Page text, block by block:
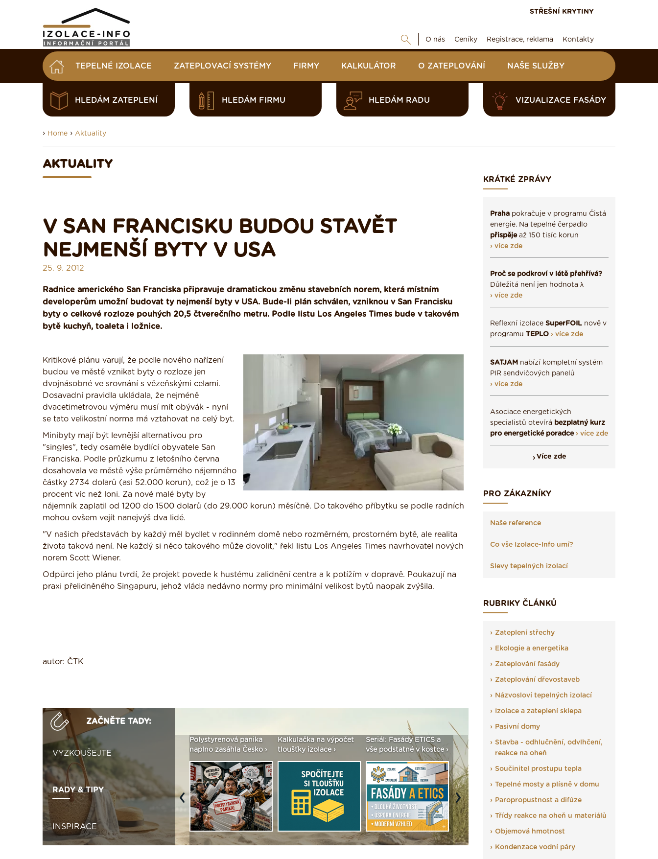
STŘEŠNÍ KRYTINY
O nás Ceníky Registrace, reklama Kontakty
TEPELNÉ IZOLACE ZATEPLOVACÍ SYSTÉMY FIRMY KALKULÁTOR O ZATEPLOVÁNÍ NAŠE SLUŽBY
HLEDÁM ZATEPLENÍ HLEDÁM FIRMU HLEDÁM RADU VIZUALIZACE FASÁDY
› Home › Aktuality
AKTUALITY
V SAN FRANCISKU BUDOU STAVĚT
NEJMENŠÍ BYTY V USA
25. 9. 2012
Radnice amerického San Franciska připravuje dramatickou změnu stavebních norem, která místním
developerům umožní budovat ty nejmenší byty v USA. Bude-li plán schválen, vzniknou v San Francisku
byty o celkové rozloze pouhých 20,5 čtverečního metru. Podle listu Los Angeles Times bude v takovém
bytě kuchyň, toaleta i ložnice.
Kritikové plánu varují, že podle nového nařízení
budou ve městě vznikat byty o rozloze jen
dvojnásobné ve srovnání s vězeňskými celami.
Dosavadní pravidla ukládala, že nejméně
dvacetimetrovou výměru musí mít obývák - nyní
se tato velikostní norma má vztahovat na celý byt.
Minibyty mají být levnější alternativou pro
"singles", tedy osaměle bydlící obyvatele San
Franciska. Podle průzkumu z letošního června
dosahovala ve městě výše průměrného nájemného
částky 2734 dolarů (asi 52.000 korun), což je o 13
procent víc než loni. Za nové malé byty by
nájemník zaplatil od 1200 do 1500 dolarů (do 29.000 korun) měsíčně. Do takového příbytku se podle radních
mohou ovšem vejít nanejvýš dva lidé.
"V našich představách by každý měl bydlet v rodinném domě nebo rozměrném, prostorném bytě, ale realita
života taková není. Ne každý si něco takového může dovolit," řekl listu Los Angeles Times navrhovatel nových
norem Scott Wiener.
Odpůrci jeho plánu tvrdí, že projekt povede k hustému zalidnění centra a k potížím v dopravě. Poukazují na
praxi přelidněného Singapuru, jehož vláda nedávno normy pro minimální velikost bytů naopak zvýšila.
autor: ČTK
ZAČNĚTE TADY:
VYZKOUŠEJTE
RADY & TIPY
INSPIRACE
Není polystyren? My ho
seženeme! ›
podkroví a vše o něm ›
Polystyrenová panika
naplno zasáhla Česko ›
Kalkulačka na výpočet
tloušťky izolace ›
Seriál: Fasády ETICS a
vše podstatné v kostce ›
Vyberte si izolaci a pak
ji tady klidně poptejte ›
Vytvořte si vizualizaci
fasády ›
Previous Next
KRÁTKÉ ZPRÁVY
Praha pokračuje v programu Čistá
energie. Na tepelné čerpadlo
přispějeaž 150 tisíc korun
› více zde
Proč se podkroví v létě přehřívá?
Důležitá není jen hodnota λ
› více zde
Reflexní izolace SuperFOIL nově v
programu TEPLO › více zde
SATJAM nabízí kompletní systém
PIR sendvičových panelů
› více zde
Asociace energetických
specialistů otevírá bezplatný kurz
pro energetické poradce › více zde
Více zde
PRO ZÁKAZNÍKY
Naše reference
Co vše Izolace-Info umí?
Slevy tepelných izolací
RUBRIKY ČLÁNKŮ
Zateplení střechy
Ekologie a energetika
Zateplování fasády
Zateplování dřevostaveb
Názvosloví tepelných izolací
Izolace a zateplení sklepa
Pasivní domy
Stavba - odhlučnění, odvlhčení,
reakce na oheň
Součinitel prostupu tepla
Tepelné mosty a plísně v domu
Paropropustnost a difúze
Třídy reakce na oheň u materiálů
Objemová hmotnost
Kondenzace vodní páry